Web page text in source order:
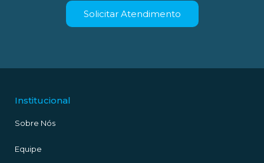
Solicitar Atendimento
Institucional
Sobre Nós
Equipe